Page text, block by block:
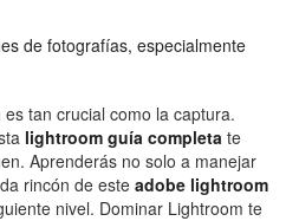
de fotografías, especialmente
tan crucial como la captura.
lightroom guía completa te
Aprenderás no solo a manejar
rincón de este adobe lightroom
nivel. Dominar Lightroom te